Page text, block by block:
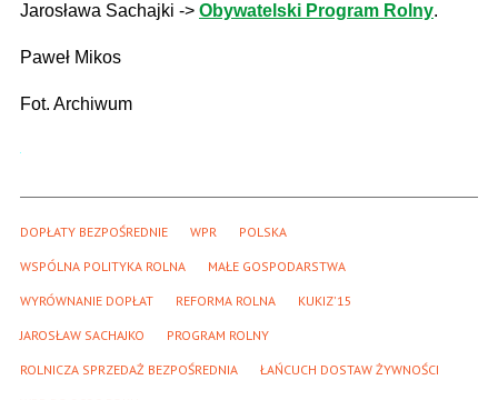
Jarosława Sachajki -> Obywatelski Program Rolny.
Paweł Mikos
Fot. Archiwum
DOPŁATY BEZPOŚREDNIE WPR POLSKA
WSPÓLNA POLITYKA ROLNA MAŁE GOSPODARSTWA
WYRÓWNANIE DOPŁAT REFORMA ROLNA KUKIZ'15
JAROSŁAW SACHAJKO PROGRAM ROLNY
ROLNICZA SPRZEDAŻ BEZPOŚREDNIA ŁAŃCUCH DOSTAW ŻYWNOŚCI